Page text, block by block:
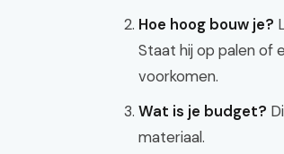
Hoe hoog bouw je?
Staat hij op palen of
voorkomen.
Wat is je budget?
materiaal.